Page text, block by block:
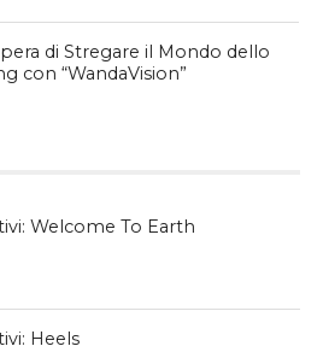
di Stregare il Mondo dello
con “WandaVision”
Welcome To Earth
Heels